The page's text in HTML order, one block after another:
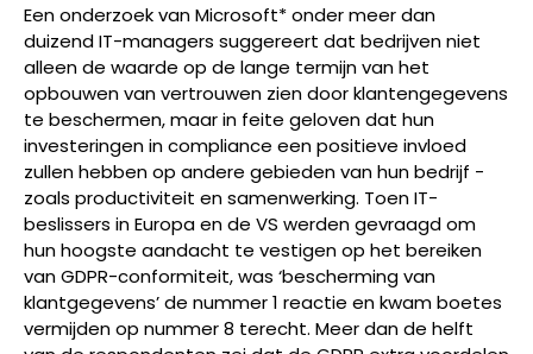
Een onderzoek van Microsoft* onder meer dan
duizend IT-managers suggereert dat bedrijven niet
alleen de waarde op de lange termijn van het
opbouwen van vertrouwen zien door klantengegevens
te beschermen, maar in feite geloven dat hun
investeringen in compliance een positieve invloed
zullen hebben op andere gebieden van hun bedrijf -
zoals productiviteit en samenwerking. Toen IT-
beslissers in Europa en de VS werden gevraagd om
hun hoogste aandacht te vestigen op het bereiken
van GDPR-conformiteit, was ‘bescherming van
klantgegevens’ de nummer 1 reactie en kwam boetes
vermijden op nummer 8 terecht. Meer dan de helft